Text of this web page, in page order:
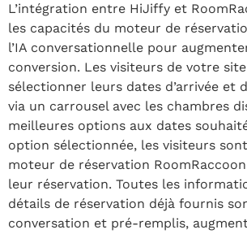
L’intégration entre HiJiffy et
les capacités du moteur de
l’IA conversationnelle pour
conversion. Les visiteurs de votre
sélectionner leurs dates d’arrivée et
via un carrousel avec les chambres
meilleures options aux dates
option sélectionnée, les visiteurs
moteur de réservation
leur réservation. Toutes les
détails de réservation déjà fournis
conversation et pré-remplis,